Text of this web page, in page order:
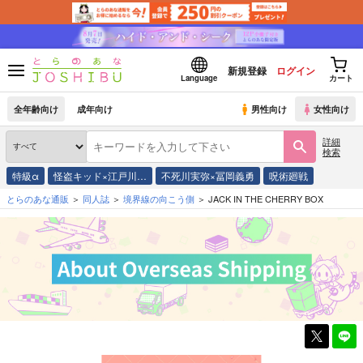
Language
新規登録 ログイン
カート
全年齢向け 成年向け 男性向け 女性向け
詳細
検索
特級α 怪盗キッド×江戸川… 不死川実弥×冨岡義勇 呪術廻戦
とらのあな通販 同人誌 境界線の向こう側 JACK IN THE CHERRY BOX